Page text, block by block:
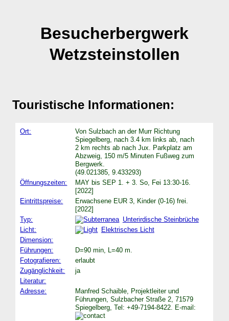
Besucherbergwerk
Wetzsteinstollen
Touristische Informationen:
Ort:
Von Sulzbach an der Murr Richtung
Spiegelberg, nach 3.4 km links ab, nach
2 km rechts ab nach Jux. Parkplatz am
Abzweig, 150 m/5 Minuten Fußweg zum
Bergwerk.
(49.021385, 9.433293)
Öffnungszeiten:
MAY bis SEP 1. + 3. So, Fei 13:30-16.
[2022]
Eintrittspreise:
Erwachsene EUR 3, Kinder (0-16) frei.
[2022]
Typ:
Unterirdische Steinbrüche
Licht:
Elektrisches Licht
Dimension:
Führungen:
D=90 min, L=40 m.
Fotografieren:
erlaubt
Zugänglichkeit:
ja
Literatur:
Adresse:
Manfred Schaible, Projektleiter und
Führungen, Sulzbacher Straße 2, 71579
Spiegelberg, Tel: +49-7194-8422. E-mail: